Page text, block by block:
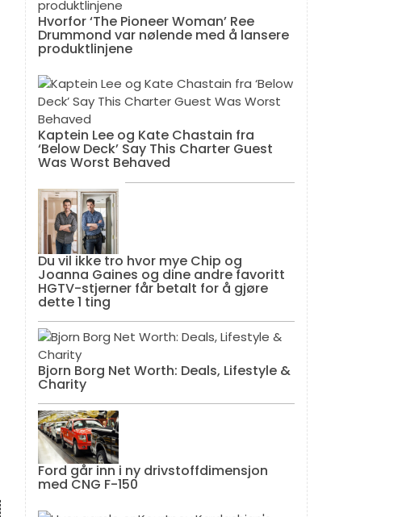
Hvorfor ‘The Pioneer Woman’ Ree
Drummond var nølende med å lansere
produktlinjene
Kaptein Lee og Kate Chastain fra
‘Below Deck’ Say This Charter Guest
Was Worst Behaved
Du vil ikke tro hvor mye Chip og
Joanna Gaines og dine andre favoritt
HGTV-stjerner får betalt for å gjøre
dette 1 ting
Bjorn Borg Net Worth: Deals, Lifestyle &
Charity
Ford går inn i ny drivstoffdimensjon
med CNG F-150